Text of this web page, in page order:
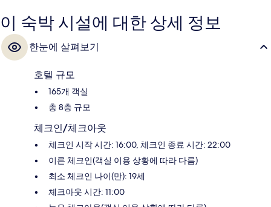
이 숙박 시설에 대한 상세 정보
한눈에 살펴보기
호텔 규모
165개 객실
총 8층 규모
체크인/체크아웃
체크인 시작 시간: 16:00, 체크인 종료 시간: 22:00
이른 체크인(객실 이용 상황에 따라 다름)
최소 체크인 나이(만): 19세
체크아웃 시간: 11:00